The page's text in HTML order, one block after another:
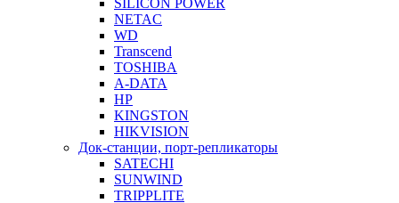
SILICON POWER
NETAC
WD
Transcend
TOSHIBA
A-DATA
HP
KINGSTON
HIKVISION
Док-станции, порт-репликаторы
SATECHI
SUNWIND
TRIPPLITE